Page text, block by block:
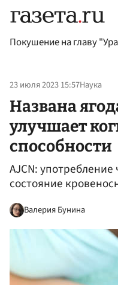
Покушение на главу
23 июля 2023 15:57Наука
Названа
улучшает
способности
AJCN:
состояние
Валерия Бунина